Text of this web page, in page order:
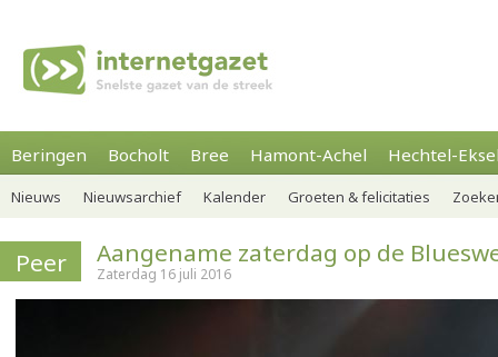
Beringen Bocholt Bree Hamont-Achel Hechtel-
Nieuws Nieuwsarchief Kalender Groeten & felicitaties
Peer Aangename zaterdag op de
Zaterdag 16 juli 2016